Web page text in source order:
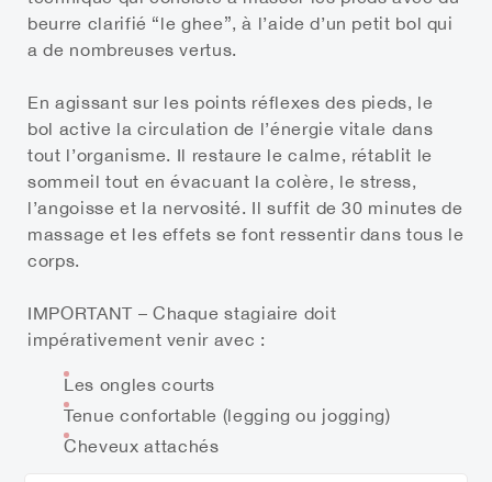
beurre clarifié “le ghee”, à l’aide d’un petit bol qui
a de nombreuses vertus.
En agissant sur les points réflexes des pieds, le
bol active la circulation de l’énergie vitale dans
tout l’organisme. Il restaure le calme, rétablit le
sommeil tout en évacuant la colère, le stress,
l’angoisse et la nervosité. Il suffit de 30 minutes de
massage et les effets se font ressentir dans tous le
corps.
IMPORTANT– Chaque stagiaire doit
impérativement venir avec :
Les ongles courts
Tenue confortable (legging ou jogging)
Cheveux attachés